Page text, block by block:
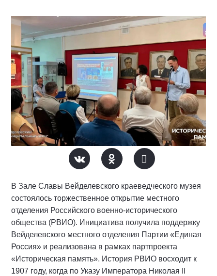
В Зале Славы Вейделевского краеведческого музея
состоялось торжественное открытие местного
отделения Российского военно-исторического
общества (РВИО). Инициатива получила поддержку
Вейделевского местного отделения Партии «Единая
Россия» и реализована в рамках партпроекта
«Историческая память». История РВИО восходит к
1907 году, когда по Указу Императора Николая II